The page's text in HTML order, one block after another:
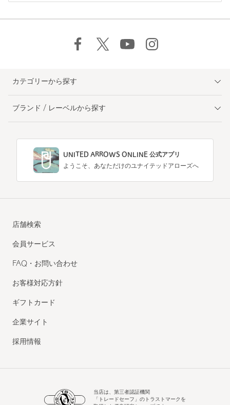
カテゴリーから探す
ブランド / レーベルから探す
UNITED ARROWS ONLINE 公式アプリ
ようこそ、あなただけのユナイテッドアローズへ
店舗検索
会員サービス
FAQ・お問い合わせ
お客様対応方針
ギフトカード
企業サイト
採用情報
当店は、第三者認証機関
「トレードセーフ」のトラストマークを